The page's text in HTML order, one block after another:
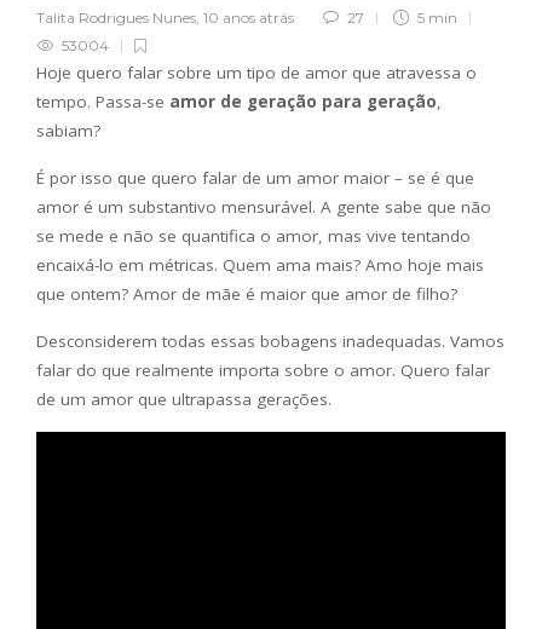
Talita Rodrigues Nunes, 10 anos atrás 27
5 min
53004
Hoje quero falar sobre um tipo de amor que atravessa o
tempo. Passa-se amor de geração para geração,
sabiam?
É por isso que quero falar de um amor maior – se é que
amor é um substantivo mensurável. A gente sabe que não
se mede e não se quantifica o amor, mas vive tentando
encaixá-lo em métricas. Quem ama mais? Amo hoje mais
que ontem? Amor de mãe é maior que amor de filho?
Desconsiderem todas essas bobagens inadequadas. Vamos
falar do que realmente importa sobre o amor. Quero falar
de um amor que ultrapassa gerações.